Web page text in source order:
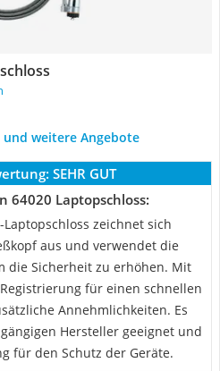
und weitere Angebote
SEHR GUT
64020 Laptopschloss:
zeichnet sich
aus und verwendet die
die Sicherheit zu erhöhen. Mit
für einen schnellen
Annehmlichkeiten. Es
Hersteller geeignet und
für den Schutz der Geräte.